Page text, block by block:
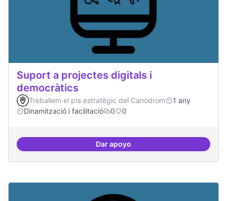
Suport a projectes digitals i
democràtics
Treballem el pla estratègic del Canòdrom
1 any
Dinamització i facilitació
0 0
Dar apoyoSuport a projectes digitals i